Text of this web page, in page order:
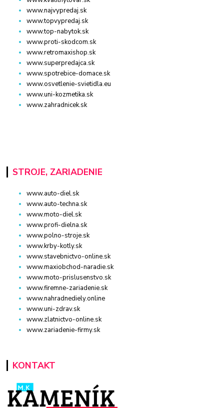
www.najvypredaj.sk
www.topvypredaj.sk
www.top-nabytok.sk
www.proti-skodcom.sk
www.retromaxishop.sk
www.superpredajca.sk
www.spotrebice-domace.sk
www.osvetlenie-svietidla.eu
www.uni-kozmetika.sk
www.zahradnicek.sk
STROJE, ZARIADENIE
www.auto-diel.sk
www.auto-techna.sk
www.moto-diel.sk
www.profi-dielna.sk
www.polno-stroje.sk
www.krby-kotly.sk
www.stavebnictvo-online.sk
www.maxiobchod-naradie.sk
www.moto-prislusenstvo.sk
www.firemne-zariadenie.sk
www.nahradnediely.online
www.uni-zdrav.sk
www.zlatnictvo-online.sk
www.zariadenie-firmy.sk
KONTAKT